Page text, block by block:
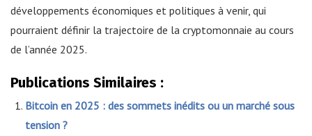
développements économiques et politiques à venir, qui
pourraient définir la trajectoire de la cryptomonnaie au cours
de l’année 2025.
Publications Similaires :
Bitcoin en 2025 : des sommets inédits ou un marché sous
tension ?